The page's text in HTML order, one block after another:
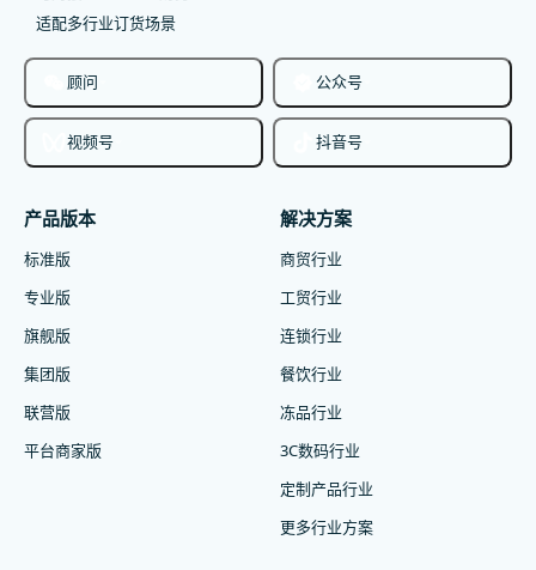
适配多行业订货场景
顾问 公众号
视频号 抖音号
产品版本
标准版
专业版
旗舰版
集团版
联营版
平台商家版
解决方案
商贸行业
工贸行业
连锁行业
餐饮行业
冻品行业
3C数码行业
定制产品行业
更多行业方案